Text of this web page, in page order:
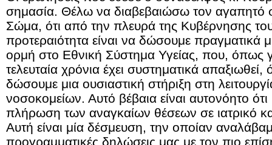
σημασία. Θέλω να διαβεβαιώσω τον αγαπητό
Σώμα, ότι από την πλευρά της Κυβέρνησης
προτεραιότητα είναι να δώσουμε πραγματικά
ορμή στο Εθνική Σύστημα Υγείας, που, όπως
τελευταία χρόνια έχει συστηματικά
δώσουμε μια ουσιαστική στήριξη στη
νοσοκομείων. Αυτό βέβαια είναι αυτονόητο
πλήρωση των αναγκαίων θέσεων σε ιατρικό
Αυτή είναι μία δέσμευση, την οποίαν
προγραμματικές δηλώσεις μας με τον πιο